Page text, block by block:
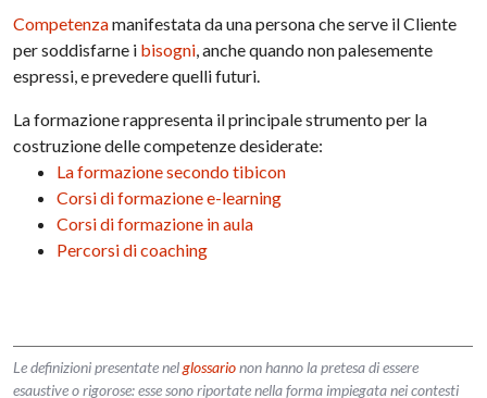
Competenzamanifestata da una persona che serve il Cliente
per soddisfarne i bisogni, anche quando non palesemente
espressi, e prevedere quelli futuri.
La formazione rappresenta il principale strumento per la
costruzione delle competenze desiderate:
La formazione secondo tibicon
Corsi di formazione e-learning
Corsi di formazione in aula
Percorsi di coaching
Le definizioni presentate nelglossarionon hanno la pretesa di essere
esaustive o rigorose: esse sono riportate nella forma impiegata nei contesti